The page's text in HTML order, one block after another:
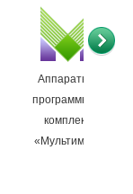
Аппаратно-
программный
комплекс
«Мультимаг»